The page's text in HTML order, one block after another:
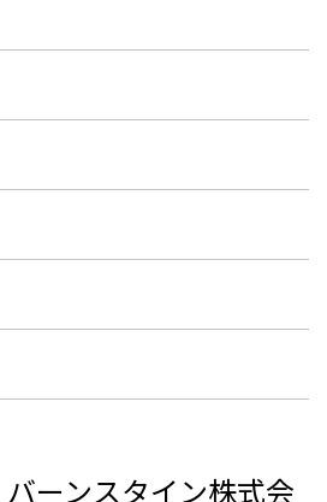
ーンスタイン株式会